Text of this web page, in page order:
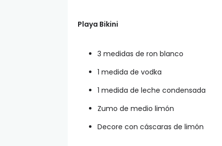
Playa Bikini
3 medidas de ron blanco
1 medida de vodka
1 medida de leche condensada
Zumo de medio limón
Decore con cáscaras de limón